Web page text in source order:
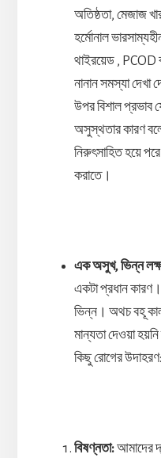
অতিষ্ঠতা, মেজাজ
হর্মোনাল
থাইরয়েড , PCOD
নানান সমস্যা দেখা
উপর বিশাল প্রভাব
অসুস্থতার কারণ
নিরুৎসাহিত হয়ে
করাতে।
এক অসুখ, ভিন্ন
একটা প্রধান
ভিন্ন। অথচ বহূ কাল
মান্যতা দেওয়া
কিছু রোগের উদাহরণ:
বিষণ্নতা:আমাদের